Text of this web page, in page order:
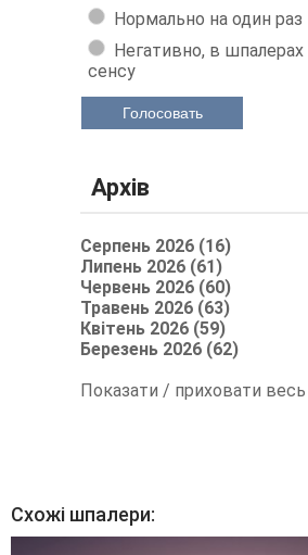
Нормально на один раз
Негативно, в
сенсу
Голосовать
Архів
Серпень 2026 (16)
Липень 2026 (61)
Червень 2026 (60)
Травень 2026 (63)
Квітень 2026 (59)
Березень 2026 (62)
Показати / приховати весь
Схожі шпалери: